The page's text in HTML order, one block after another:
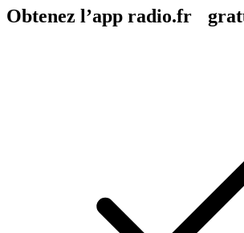
Obtenez l’app radio.fr